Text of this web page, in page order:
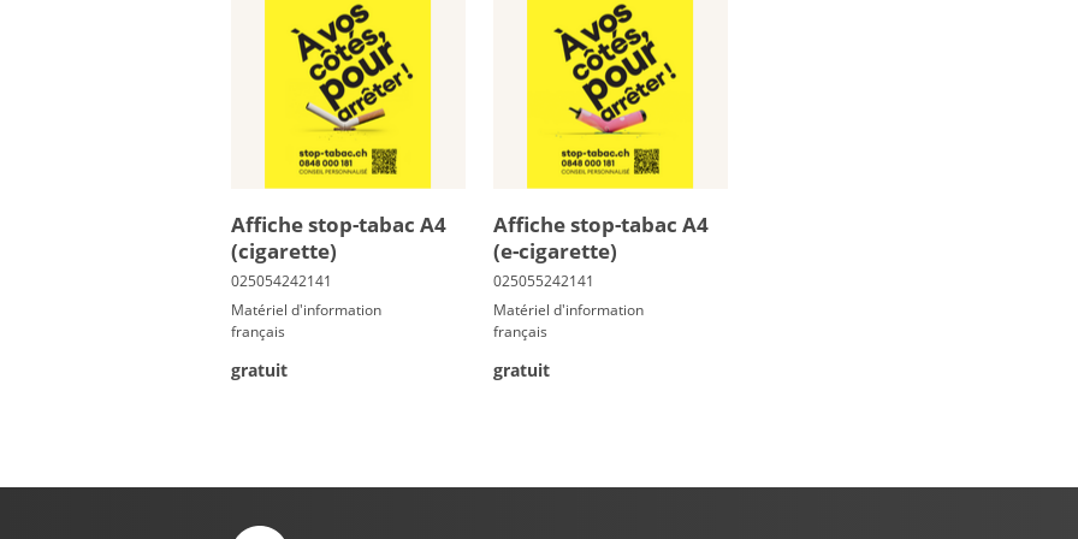
Af­fiche stop-ta­bac A4
(ci­ga­rette)
Matériel d'information
français
gratuit
Af­fiche stop-ta­bac A4
(e-ci­ga­rette)
Matériel d'information
français
gratuit